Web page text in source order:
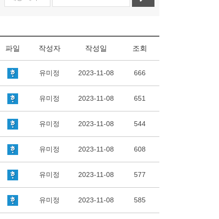
파일 작성자 작성일 조회
유미정 2023-11-08 666
유미정 2023-11-08 651
유미정 2023-11-08 544
유미정 2023-11-08 608
유미정 2023-11-08 577
유미정 2023-11-08 585